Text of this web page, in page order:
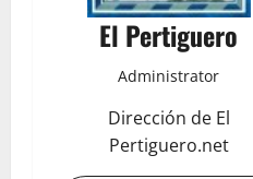
El Pertiguero
Administrator
Dirección de El
Pertiguero.net